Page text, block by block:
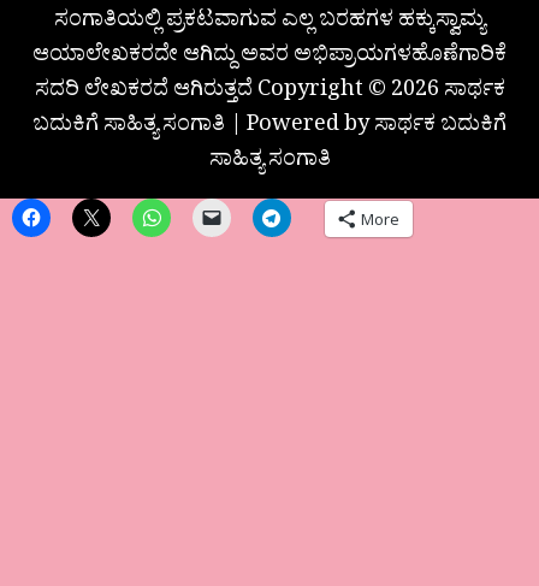
ಸಂಗಾತಿಯಲ್ಲಿ ಪ್ರಕಟವಾಗುವ ಎಲ್ಲ ಬರಹಗಳ ಹಕ್ಕುಸ್ವಾಮ್ಯ
ಆಯಾಲೇಖಕರದೇ ಆಗಿದ್ದು ಅವರ ಅಭಿಪ್ರಾಯಗಳಹೊಣೆಗಾರಿಕೆ
ಸದರಿ ಲೇಖಕರದೆ ಆಗಿರುತ್ತದೆ Copyright © 2026 ಸಾರ್ಥಕ
ಬದುಕಿಗೆ ಸಾಹಿತ್ಯ ಸಂಗಾತಿ | Powered by ಸಾರ್ಥಕ ಬದುಕಿಗೆ
ಸಾಹಿತ್ಯ ಸಂಗಾತಿ
More